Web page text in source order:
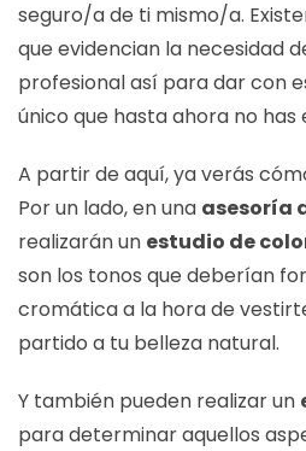
seguro/a de ti mismo/a.
que evidencian la necesidad
profesional así para dar con
único que hasta ahora no has
A partir de aquí, ya verás
Por un lado, en una asesoría
realizarán un estudio de
son los tonos que deberían
cromática a la hora de
partido a tu belleza natural.
Y también pueden realizar un
para determinar aquellos